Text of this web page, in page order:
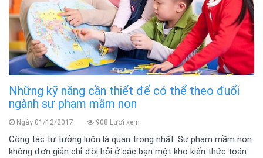
Những kỹ năng cần thiết để có thể theo đuổi
ngành sư phạm mầm non
Ngày 01/12/2017 908 Lượi xem
Công tác tư tưởng luôn là quan trọng nhất. Sư phạm mầm non
không đơn giản chỉ đòi hỏi ở các bạn một kho kiến thức toán